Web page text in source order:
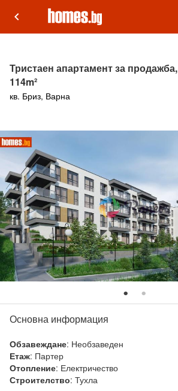
keyboard_arrow_left
Тристаен апартамент за продажба,
114m²
кв. Бриз, Варна
Основна информация
Обзавеждане: Необзаведен
Етаж: Партер
Отопление: Електричество
Строителство: Тухла